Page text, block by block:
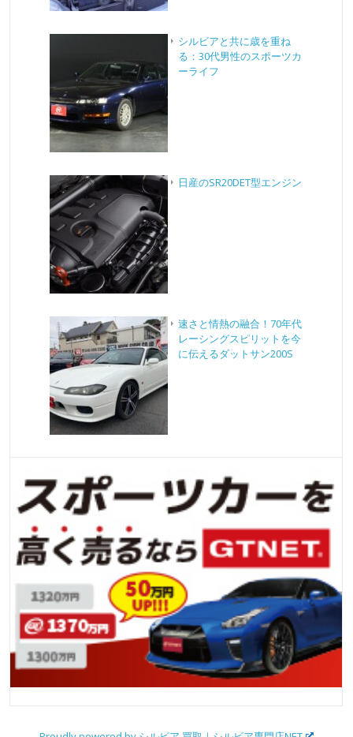
シルビアと共に歳を重ね
る：30代男性のスポーツカ
ーライフ
日産のSR20DET型エンジン
速さと情熱の融合！70年代
レーシングスピリットを今
に伝えるダットサン200S